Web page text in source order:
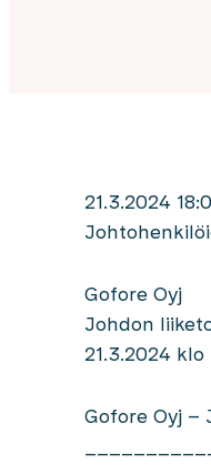
21.3.2024
Gofore Oyj
Johdon
21.3.2024 klo
Gofore Oyj –